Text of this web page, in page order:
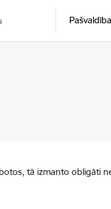
Pašvaldība
tā izmanto obligāti